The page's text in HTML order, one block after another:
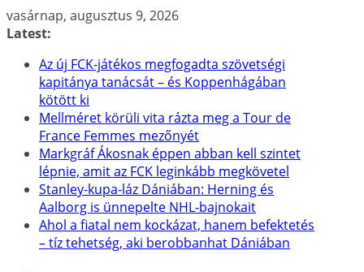
Skip
to
vasárnap, augusztus 9, 2026
Latest:
Az új FCK-játékos megfogadta szövetségi
kapitánya tanácsát – és Koppenhágában
kötött ki
Mellméret körüli vita rázta meg a Tour de
France Femmes mezőnyét
Markgráf Ákosnak éppen abban kell szintet
lépnie, amit az FCK leginkább megkövetel
Stanley-kupa-láz Dániában: Herning és
Aalborg is ünnepelte NHL-bajnokait
Ahol a fiatal nem kockázat, hanem befektetés
– tíz tehetség, aki berobbanhat Dániában